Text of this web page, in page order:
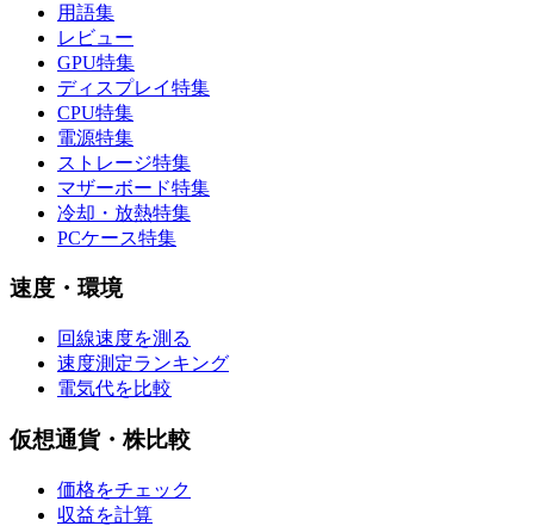
用語集
レビュー
GPU特集
ディスプレイ特集
CPU特集
電源特集
ストレージ特集
マザーボード特集
冷却・放熱特集
PCケース特集
速度・環境
回線速度を測る
速度測定ランキング
電気代を比較
仮想通貨・株比較
価格をチェック
収益を計算